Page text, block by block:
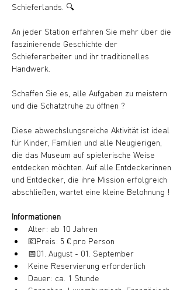
Schieferlands. 🔍
An jeder Station erfahren Sie mehr über die
faszinierende Geschichte der
Schieferarbeiter und ihr traditionelles
Handwerk.
Schaffen Sie es, alle Aufgaben zu meistern
und die Schatztruhe zu öffnen ?
Diese abwechslungsreiche Aktivität ist ideal
für Kinder, Familien und alle Neugierigen,
die das Museum auf spielerische Weise
entdecken möchten. Auf alle Entdeckerinnen
und Entdecker, die ihre Mission erfolgreich
abschließen, wartet eine kleine Belohnung !
Informationen
Alter: ab 10 Jahren
💶Preis: 5 € pro Person
📅01. August - 01. September
Keine Reservierung erforderlich
Dauer: ca. 1 Stunde